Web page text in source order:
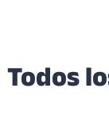
Todos